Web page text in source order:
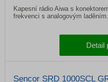
Kapesní rádio Aiwa s
frekvenci s analogovým laděním.
Detail
Sencor SRD 1000SCL